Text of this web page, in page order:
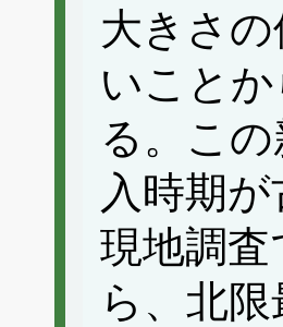
大きさ
いこと
る。こ
入時期
現地調
ら、北